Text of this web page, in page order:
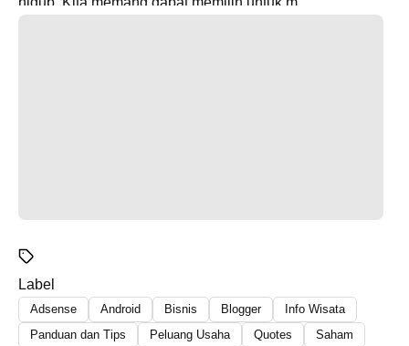
Label
Adsense Android Bisnis Blogger
Info Wisata
Panduan dan Tips
Peluang Usaha Quotes Saham